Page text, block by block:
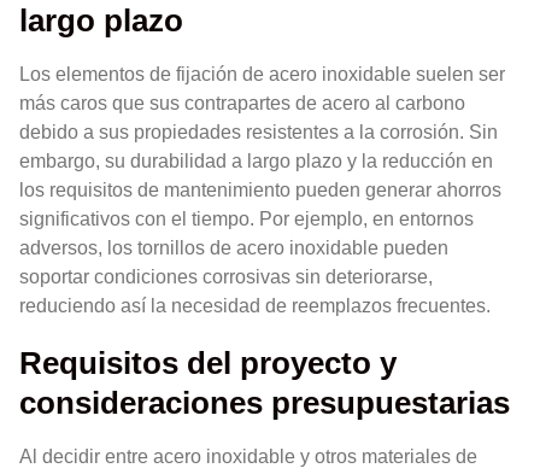
largo plazo
Los elementos de fijación de acero inoxidable suelen ser
más caros que sus contrapartes de acero al carbono
debido a sus propiedades resistentes a la corrosión. Sin
embargo, su durabilidad a largo plazo y la reducción en
los requisitos de mantenimiento pueden generar ahorros
significativos con el tiempo. Por ejemplo, en entornos
adversos, los tornillos de acero inoxidable pueden
soportar condiciones corrosivas sin deteriorarse,
reduciendo así la necesidad de reemplazos frecuentes.
Requisitos del proyecto y
consideraciones presupuestarias
Al decidir entre acero inoxidable y otros materiales de